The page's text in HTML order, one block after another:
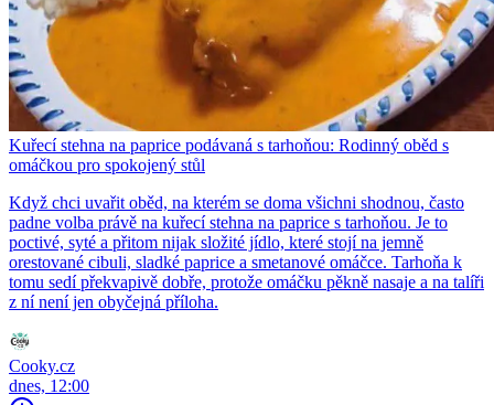
Kuřecí stehna na paprice podávaná s tarhoňou: Rodinný oběd s
omáčkou pro spokojený stůl
Když chci uvařit oběd, na kterém se doma všichni shodnou, často
padne volba právě na kuřecí stehna na paprice s tarhoňou. Je to
poctivé, syté a přitom nijak složité jídlo, které stojí na jemně
orestované cibuli, sladké paprice a smetanové omáčce. Tarhoňa k
tomu sedí překvapivě dobře, protože omáčku pěkně nasaje a na talíři
z ní není jen obyčejná příloha.
Cooky.cz
dnes, 12:00